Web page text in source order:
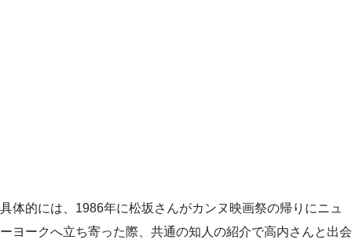
具体的には、1986年に松坂さんがカンヌ映画祭の帰りにニュ
ーヨークへ立ち寄った際、共通の知人の紹介で高内さんと出会